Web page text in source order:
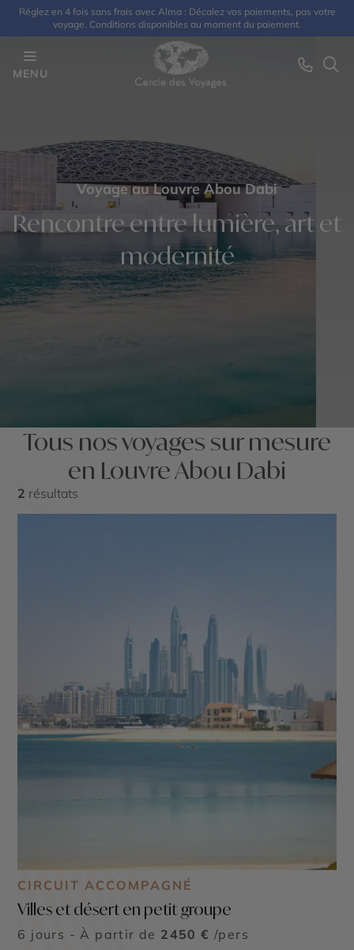
Réglez en 4 fois sans frais avec Alma : Décalez vos paiements, pas votre
voyage. Conditions disponibles au moment du paiement.
MENU
Voyage au Louvre Abou Dabi
Rencontre entre lumière, art et
modernité
Tous nos voyages sur mesure
en Louvre Abou Dabi
2 résultats
CIRCUIT ACCOMPAGNÉ
Villes et désert en petit groupe
6 jours - À partir de 2450 € /pers